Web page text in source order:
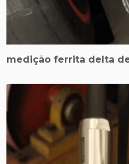
medição ferrita delta